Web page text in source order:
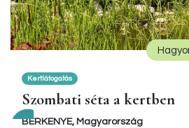
Kertlátogatás
Szombati séta a kertben
BERKENYE, Magyarország